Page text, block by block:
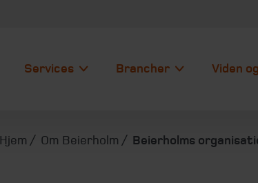
Services Brancher Viden
Hjem Om Beierholm Beierholms